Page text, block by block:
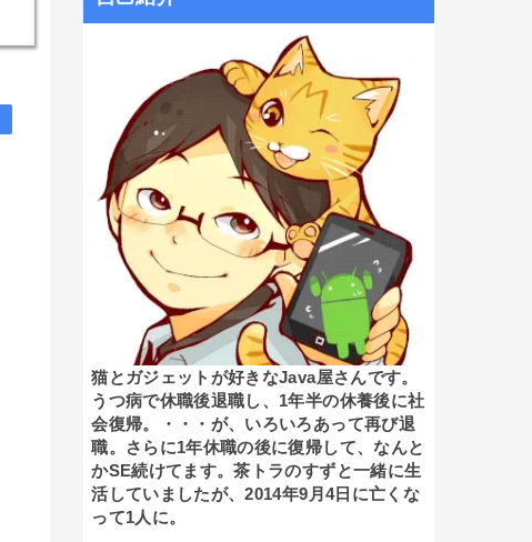
猫とガジェットが好きなJava屋さんです。
うつ病で休職後退職し、1年半の休養後に社
会復帰。・・・が、いろいろあって再び退
職。さらに1年休職の後に復帰して、なんと
かSE続けてます。茶トラのすずと一緒に生
活していましたが、2014年9月4日に亡くな
って1人に。